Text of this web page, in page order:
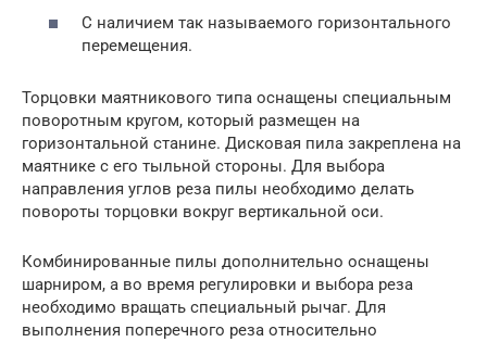
С наличием так называемого горизонтального
перемещения.
Торцовки маятникового типа оснащены специальным
поворотным кругом, который размещен на
горизонтальной станине. Дисковая пила закреплена на
маятнике с его тыльной стороны. Для выбора
направления углов реза пилы необходимо делать
повороты торцовки вокруг вертикальной оси.
Комбинированные пилы дополнительно оснащены
шарниром, а во время регулировки и выбора реза
необходимо вращать специальный рычаг. Для
выполнения поперечного реза относительно